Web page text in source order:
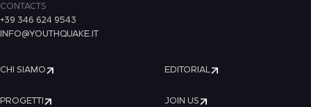
CONTACTS
+39 346 624 9543
INFO@YOUTHQUAKE.IT
CHI SIAMO EDITORIAL
PROGETTI JOIN US